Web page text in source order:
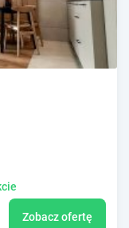
Zobacz ofertę